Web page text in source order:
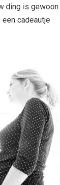
ding is gewoon
cadeautje